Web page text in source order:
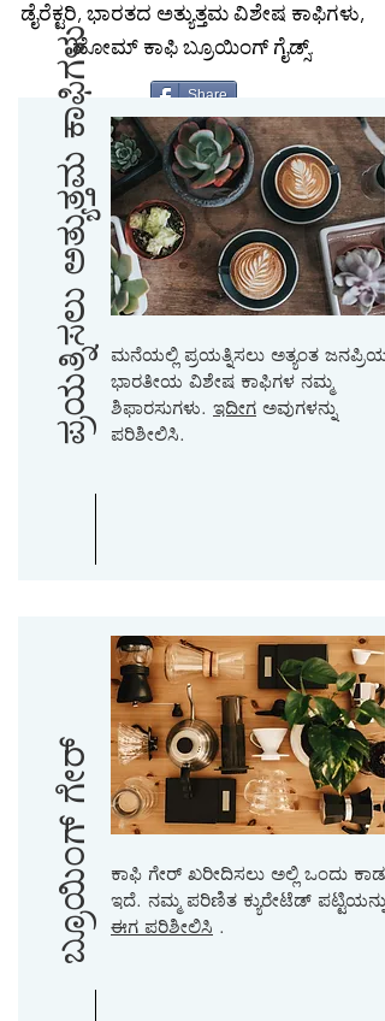
ಡೈರೆಕ್ಟರಿ, ಭಾರತದ ಅತ್ಯುತ್ತಮ ವಿಶೇಷ ಕಾಫಿಗಳು,
ಹೋಮ್ ಕಾಫಿ ಬ್ರೂಯಿಂಗ್ ಗೈಡ್ಸ್.
Share
ಪ್ರಯತ್ನಿಸಲು ಅತ್ಯುತ್ತಮ ಕಾಫಿಗಳು
ಮನೆಯಲ್ಲಿ ಪ್ರಯತ್ನಿಸಲು ಅತ್ಯಂತ ಜನಪ್ರಿಯ
ಭಾರತೀಯ ವಿಶೇಷ ಕಾಫಿಗಳ ನಮ್ಮ
ಶಿಫಾರಸುಗಳು. ಇದೀಗ ಅವುಗಳನ್ನು
ಪರಿಶೀಲಿಸಿ.
ಬ್ರೂಯಿಂಗ್ ಗೇರ್
ಕಾಫಿ ಗೇರ್ ಖರೀದಿಸಲು ಅಲ್ಲಿ ಒಂದು ಕಾಡು
ಇದೆ. ನಮ್ಮ ಪರಿಣಿತ ಕ್ಯುರೇಟೆಡ್ ಪಟ್ಟಿಯನ್ನು
ಈಗ ಪರಿಶೀಲಿಸಿ .